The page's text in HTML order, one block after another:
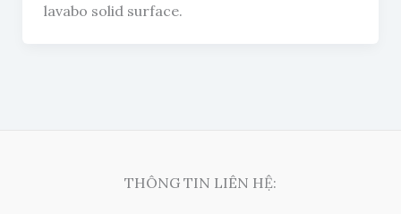
lavabo solid surface.
THÔNG TIN LIÊN HỆ: